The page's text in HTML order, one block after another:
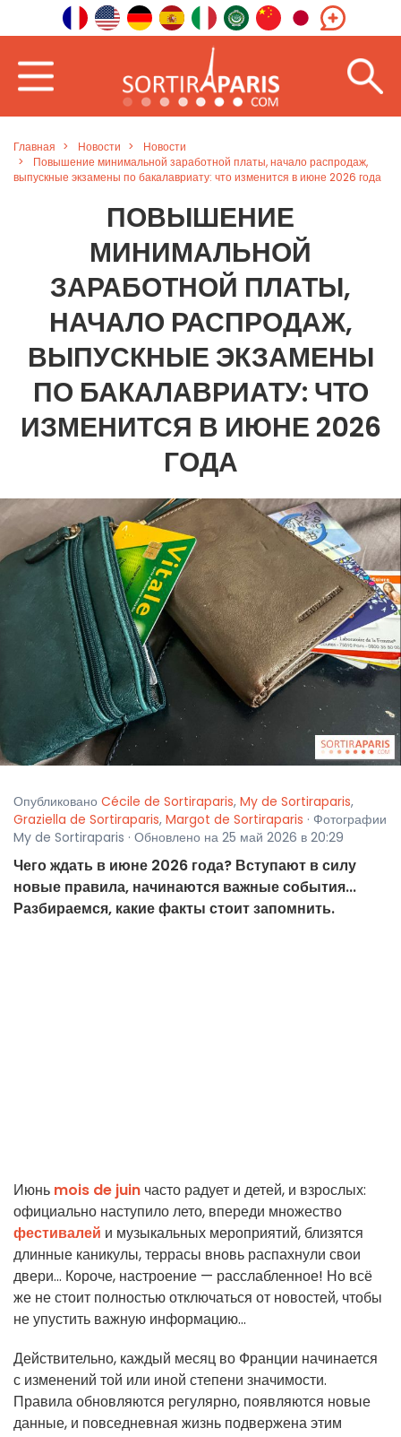
Главная Новости
Новости
Повышение минимальной заработной платы, начало распродаж,
выпускные экзамены по бакалавриату: что изменится в июне 2026 года
ПОВЫШЕНИЕ
МИНИМАЛЬНОЙ
ЗАРАБОТНОЙ ПЛАТЫ,
НАЧАЛО РАСПРОДАЖ,
ВЫПУСКНЫЕ ЭКЗАМЕНЫ
ПО БАКАЛАВРИАТУ: ЧТО
ИЗМЕНИТСЯ В ИЮНЕ 2026
ГОДА
Опубликовано Cécile de Sortiraparis, My de Sortiraparis,
Graziella de Sortiraparis, Margot de Sortiraparis · Фотографии
My de Sortiraparis · Обновлено на 25 май 2026 в 20:29
Чего ждать в июне 2026 года? Вступают в силу
новые правила, начинаются важные события...
Разбираемся, какие факты стоит запомнить.
Июнь mois de juin часто радует и детей, и взрослых:
официально наступило лето, впереди множество
фестивалей и музыкальных мероприятий, близятся
длинные каникулы, террасы вновь распахнули свои
двери... Короче, настроение — расслабленное! Но всё
же не стоит полностью отключаться от новостей, чтобы
не упустить важную информацию...
Действительно, каждый месяц во Франции начинается
с изменений той или иной степени значимости.
Правила обновляются регулярно, появляются новые
данные, и повседневная жизнь подвержена этим